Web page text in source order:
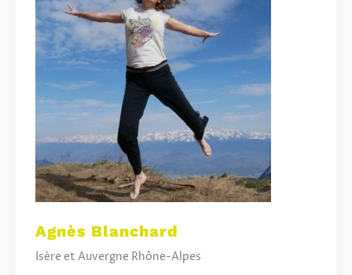
Agnès Blanchard
Isère et Auvergne Rhône-Alpes